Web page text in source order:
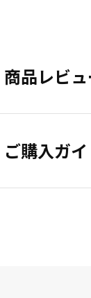
商品レビ
ご購入ガ